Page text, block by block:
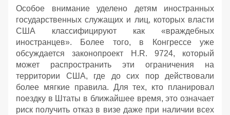
Особое внимание уделено детям иностранных
государственных служащих и лиц, которых власти
США классифицируют как «враждебных
иностранцев». Более того, в Конгрессе уже
обсуждается законопроект H.R. 9724, который
может распространить эти ограничения на
территории США, где до сих пор действовали
более мягкие правила. Для тех, кто планировал
поездку в Штаты в ближайшее время, это означает
риск получить отказ в визе даже при наличии всех